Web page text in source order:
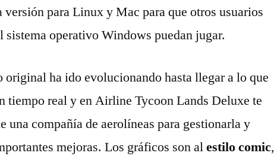
versión para Linux y Mac para que otros usuarios
sistema operativo Windows puedan jugar.
original ha ido evolucionando hasta llegar a lo que
tiempo real y en Airline Tycoon Lands Deluxe te
una compañía de aerolíneas para gestionarla y
mejoras. Los gráficos son alestilo comic,